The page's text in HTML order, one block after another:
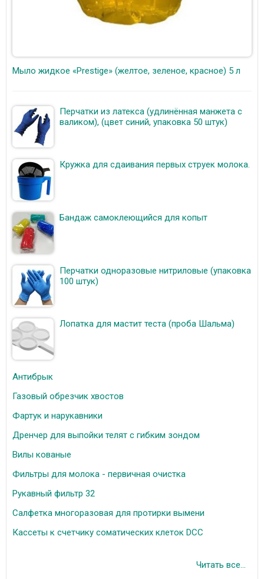
Мыло жидкое «Prestige» (желтое, зеленое, красное) 5 л
Перчатки из латекса (удлинённая манжета с
валиком), (цвет синий, упаковка 50 штук)
Кружка для сдаивания первых струек молока.
Бандаж самоклеющийся для копыт
Перчатки одноразовые нитриловые (упаковка
100 штук)
Лопатка для мастит теста (проба Шальма)
Антибрык
Газовый обрезчик хвостов
Фартук и нарукавники
Дренчер для выпойки телят с гибким зондом
Вилы кованые
Фильтры для молока - первичная очистка
Рукавный фильтр 32
Салфетка многоразовая для протирки вымени
Кассеты к счетчику соматических клеток DCC
Читать все...